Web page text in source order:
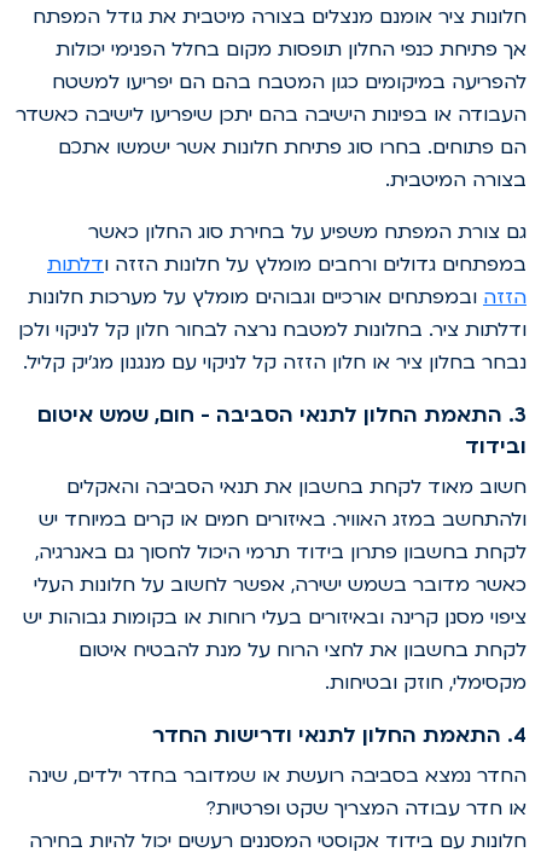
ציר אומנם מנצלים בצורה מיטבית את גודל המפתח
פתיחת כנפי החלון תופסות מקום בחלל הפנימי יכולות
במיקומים כגון המטבח בהם הם יפריעו למשטח
או בפינות הישיבה בהם יתכן שיפריעו לישיבה כאשדר
פתוחים. בחרו סוג פתיחת חלונות אשר ישמשו אתכם
המיטבית.
צורת המפתח משפיע על בחירת סוג החלון כאשר
גדולים ורחבים מומלץ על חלונות הזזה ודלתות
ובמפתחים אורכיים וגבוהים מומלץ על מערכות חלונות
ציר. בחלונות למטבח נרצה לבחור חלון קל לניקוי ולכן
בחלון ציר או חלון הזזה קל לניקוי עם מנגנון מג'יק קליל.
3. התאמת החלון לתנאי הסביבה - חום, שמש איטום
מאוד לקחת בחשבון את תנאי הסביבה והאקלים
במזג האוויר. באיזורים חמים או קרים במיוחד יש
בחשבון פתרון בידוד תרמי היכול לחסוך גם באנרגיה,
מדובר בשמש ישירה, אפשר לחשוב על חלונות העלי
מסנן קרינה ובאיזורים בעלי רוחות או בקומות גבוהות יש
בחשבון את לחצי הרוח על מנת להבטיח איטום
חוזק ובטיחות.
נמצא בסביבה רועשת או שמדובר בחדר ילדים, שינה
חדר עבודה המצריך שקט ופרטיות?
עם בידוד אקוסטי המסננים רעשים יכול להיות בחירה